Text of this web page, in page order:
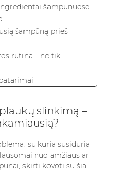
šampūnuose
šampūną prieš
rutina – ne tik
šampūnuose prieš
naudoti šampūną
gali sustabdyti
slinkimą –
su kuria susiduria
nuo amžiaus ar
skirti kovoti su šia